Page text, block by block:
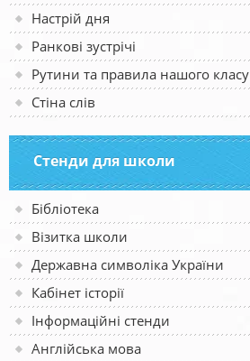
Настрій дня
Ранкові зустрічі
Рутини та правила нашого класу
Стіна слів
Стенди для школи
Бібліотека
Візитка школи
Державна символіка України
Кабінет історії
Інформаційні стенди
Англійська мова